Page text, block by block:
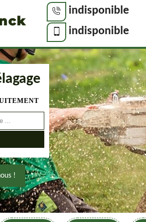
indisponible
indisponible
!